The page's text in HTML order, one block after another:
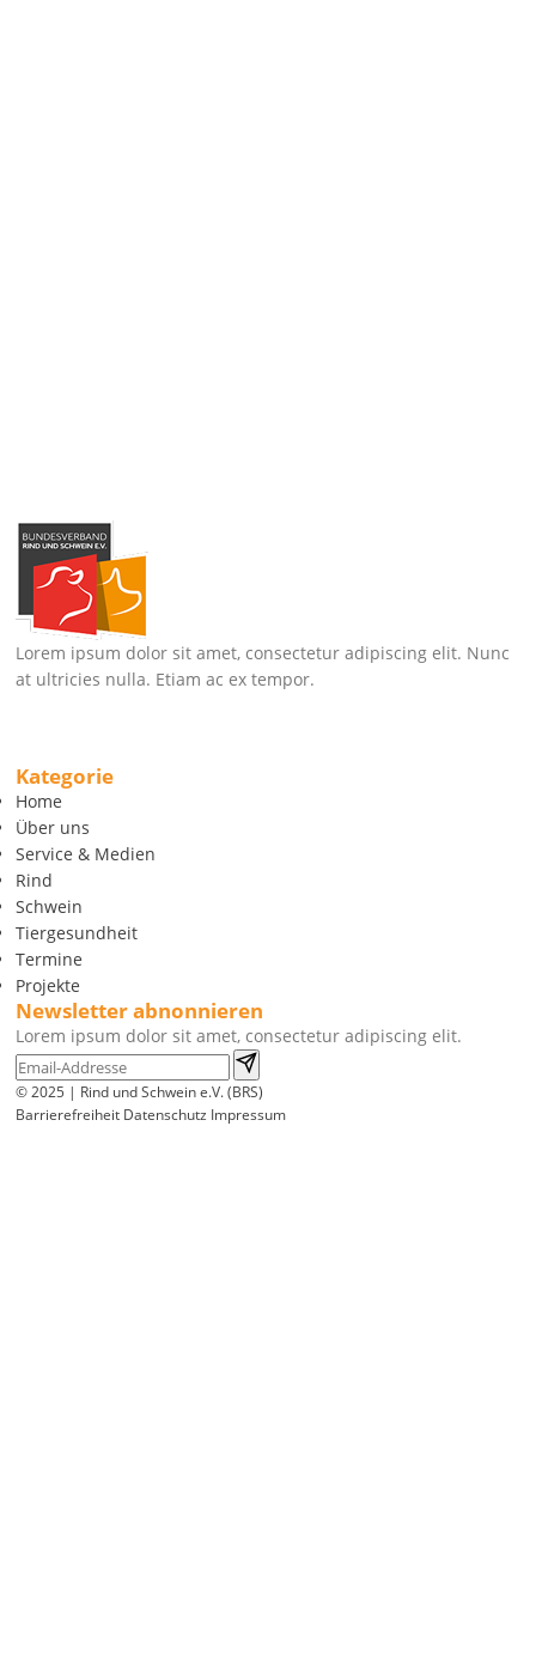
Lorem ipsum dolor sit amet, consectetur adipiscing elit. Nunc
at ultricies nulla. Etiam ac ex tempor.
Kategorie
Home
Über uns
Service & Medien
Rind
Schwein
Tiergesundheit
Termine
Projekte
Newsletter abnonnieren
Lorem ipsum dolor sit amet, consectetur adipiscing elit.
© 2025 | Rind und Schwein e.V. (BRS)
Barrierefreiheit Datenschutz Impressum